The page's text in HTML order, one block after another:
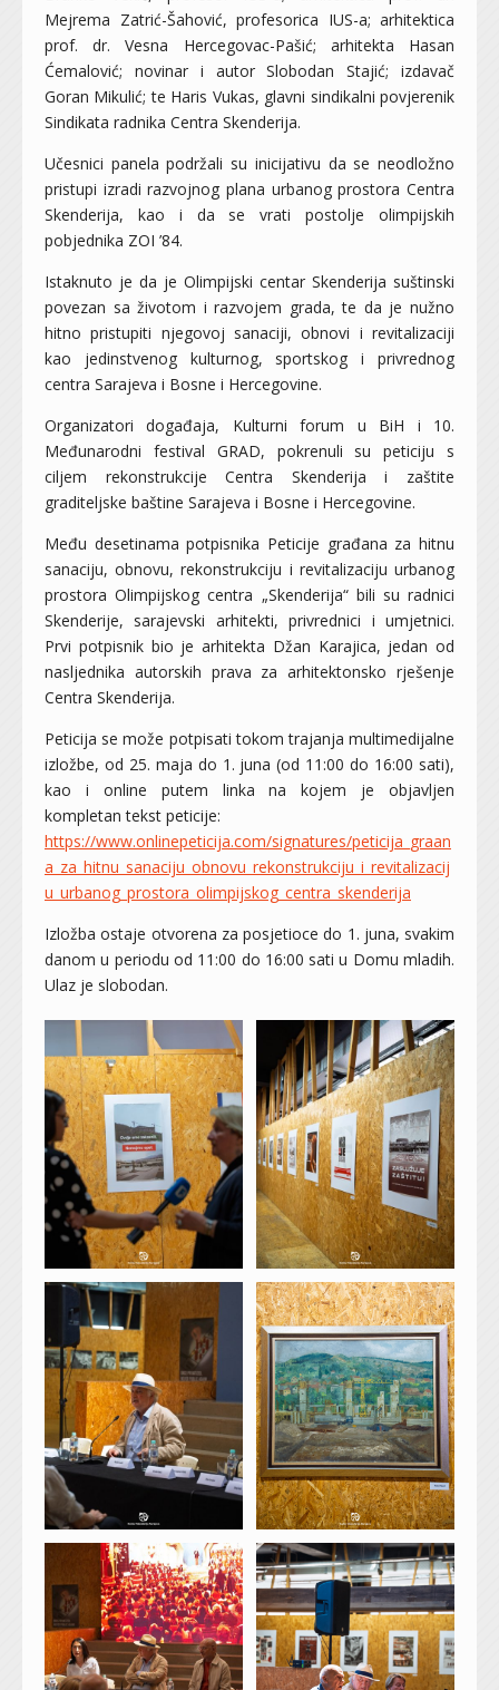
Mejrema Zatrić-Šahović, profesorica IUS-a; arhitektica
prof. dr. Vesna Hercegovac-Pašić; arhitekta Hasan
Ćemalović; novinar i autor Slobodan Stajić; izdavač
Goran Mikulić; te Haris Vukas, glavni sindikalni povjerenik
Sindikata radnika Centra Skenderija.
Učesnici panela podržali su inicijativu da se neodložno
pristupi izradi razvojnog plana urbanog prostora Centra
Skenderija, kao i da se vrati postolje olimpijskih
pobjednika ZOI ’84.
Istaknuto je da je Olimpijski centar Skenderija suštinski
povezan sa životom i razvojem grada, te da je nužno
hitno pristupiti njegovoj sanaciji, obnovi i revitalizaciji
kao jedinstvenog kulturnog, sportskog i privrednog
centra Sarajeva i Bosne i Hercegovine.
Organizatori događaja, Kulturni forum u BiH i 10.
Međunarodni festival GRAD, pokrenuli su peticiju s
ciljem rekonstrukcije Centra Skenderija i zaštite
graditeljske baštine Sarajeva i Bosne i Hercegovine.
Među desetinama potpisnika Peticije građana za hitnu
sanaciju, obnovu, rekonstrukciju i revitalizaciju urbanog
prostora Olimpijskog centra „Skenderija“ bili su radnici
Skenderije, sarajevski arhitekti, privrednici i umjetnici.
Prvi potpisnik bio je arhitekta Džan Karajica, jedan od
nasljednika autorskih prava za arhitektonsko rješenje
Centra Skenderija.
Peticija se može potpisati tokom trajanja multimedijalne
izložbe, od 25. maja do 1. juna (od 11:00 do 16:00 sati),
kao i online putem linka na kojem je objavljen
kompletan tekst peticije:
https://www.onlinepeticija.com/signatures/peticija_graan
a_za_hitnu_sanaciju_obnovu_rekonstrukciju_i_revitalizacij
u_urbanog_prostora_olimpijskog_centra_skenderija
Izložba ostaje otvorena za posjetioce do 1. juna, svakim
danom u periodu od 11:00 do 16:00 sati u Domu mladih.
Ulaz je slobodan.